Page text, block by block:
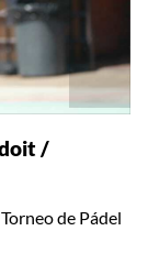
/
de Pádel